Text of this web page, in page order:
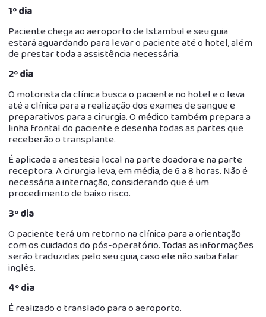
1º dia
Paciente chega ao aeroporto de Istambul e seu guia
estará aguardando para levar o paciente até o hotel, além
de prestar toda a assistência necessária.
2º dia
O motorista da clínica busca o paciente no hotel e o leva
até a clínica para a realização dos exames de sangue e
preparativos para a cirurgia. O médico também prepara a
linha frontal do paciente e desenha todas as partes que
receberão o transplante.
É aplicada a anestesia local na parte doadora e na parte
receptora. A cirurgia leva, em média, de 6 a 8 horas. Não é
necessária a internação, considerando que é um
procedimento de baixo risco.
3º dia
O paciente terá um retorno na clínica para a orientação
com os cuidados do pós-operatório. Todas as informações
serão traduzidas pelo seu guia, caso ele não saiba falar
inglês.
4º dia
É realizado o translado para o aeroporto.